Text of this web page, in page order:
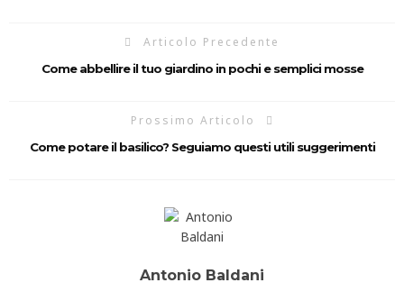
Articolo Precedente
Come abbellire il tuo giardino in pochi e semplici mosse
Prossimo Articolo
Come potare il basilico? Seguiamo questi utili suggerimenti
Antonio Baldani